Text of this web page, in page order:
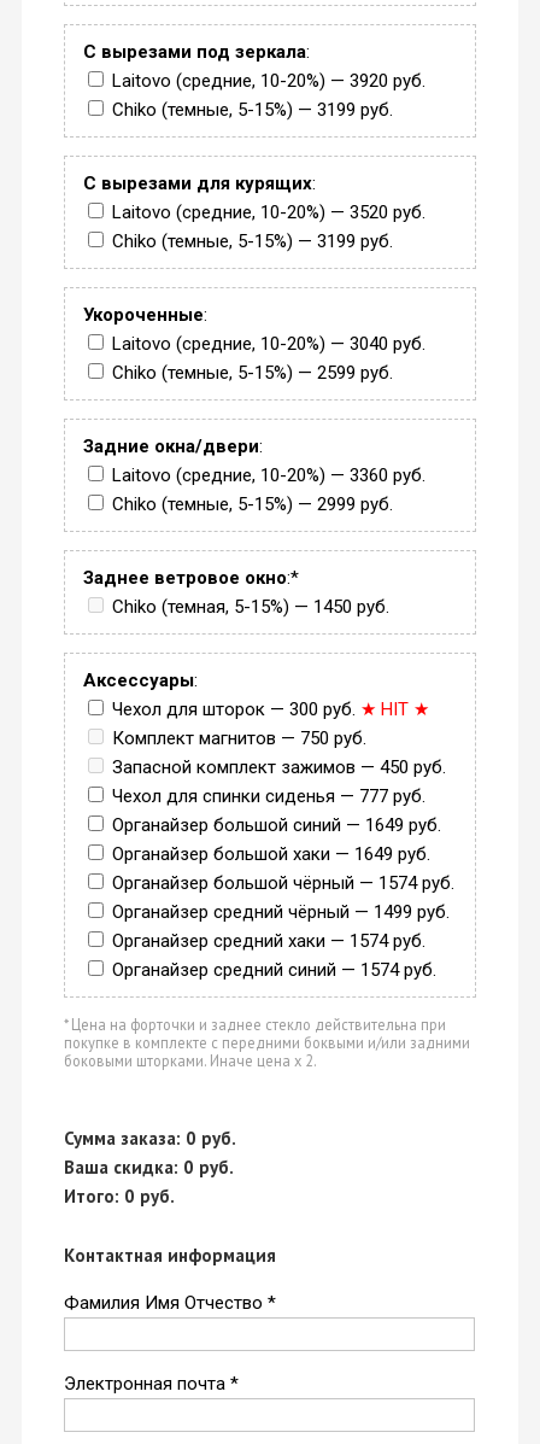
С вырезами под зеркала:
Laitovo (средние, 10-20%) — 3920 руб.
Chiko (темные, 5-15%) — 3199 руб.
С вырезами для курящих:
Laitovo (средние, 10-20%) — 3520 руб.
Chiko (темные, 5-15%) — 3199 руб.
Укороченные:
Laitovo (средние, 10-20%) — 3040 руб.
Chiko (темные, 5-15%) — 2599 руб.
Задние окна/двери:
Laitovo (средние, 10-20%) — 3360 руб.
Chiko (темные, 5-15%) — 2999 руб.
Заднее ветровое окно:*
Chiko (темная, 5-15%) — 1450 руб.
Аксессуары:
Чехол для шторок — 300 руб. ★ HIT ★
Комплект магнитов — 750 руб.
Запасной комплект зажимов — 450 руб.
Чехол для спинки сиденья — 777 руб.
Органайзер большой синий — 1649 руб.
Органайзер большой хаки — 1649 руб.
Органайзер большой чёрный — 1574 руб.
Органайзер средний чёрный — 1499 руб.
Органайзер средний хаки — 1574 руб.
Органайзер средний синий — 1574 руб.
* Цена на форточки и заднее стекло действительна при
покупке в комплекте с передними боквыми и/или задними
боковыми шторками. Иначе цена х 2.
Сумма заказа: 0 руб.
Ваша скидка: 0 руб.
Итого: 0 руб.
Контактная информация
Фамилия Имя Отчество *
Электронная почта *